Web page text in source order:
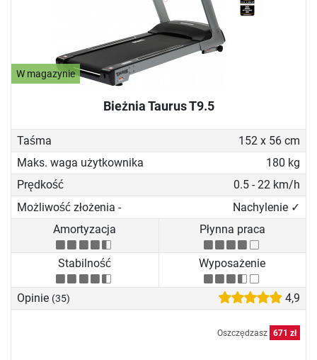
W magazynie
Bieżnia Taurus T9.5
Taśma
152 x 56 cm
Maks. waga użytkownika
180 kg
Prędkość
0.5 - 22 km/h
Możliwość złożenia -
Nachylenie ✓
Amortyzacja
Płynna praca
Stabilność Wyposażenie
Opinie (35) 4,9
Oszczędzasz 671 zł